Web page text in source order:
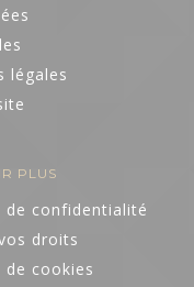
légales
PLUS
de confidentialité
droits
de cookies